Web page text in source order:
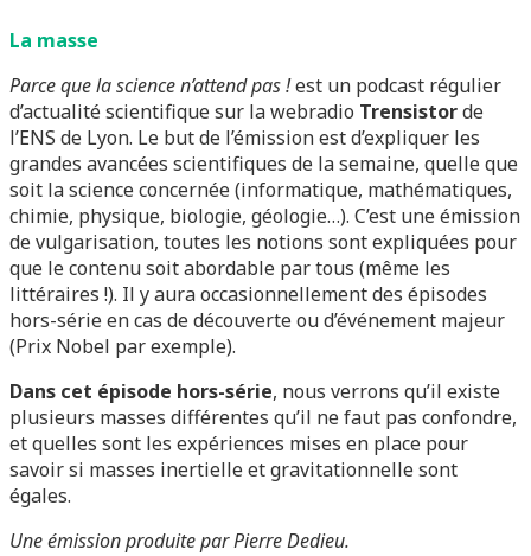
La masse
Parce que la science n’attend pas !est un podcast régulier
d’actualité scientifique sur la webradio Trensistorde
l’ENS de Lyon. Le but de l’émission est d’expliquer les
grandes avancées scientifiques de la semaine, quelle que
soit la science concernée (informatique, mathématiques,
chimie, physique, biologie, géologie…). C’est une émission
de vulgarisation, toutes les notions sont expliquées pour
que le contenu soit abordable par tous (même les
littéraires !). Il y aura occasionnellement des épisodes
hors-série en cas de découverte ou d’événement majeur
(Prix Nobel par exemple).
Dans cet épisode hors-série, nous verrons qu’il existe
plusieurs masses différentes qu’il ne faut pas confondre,
et quelles sont les expériences mises en place pour
savoir si masses inertielle et gravitationnelle sont
égales.
Une émission produite par Pierre Dedieu.